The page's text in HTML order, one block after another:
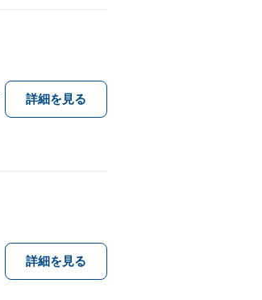
詳細を見る
詳細を見る